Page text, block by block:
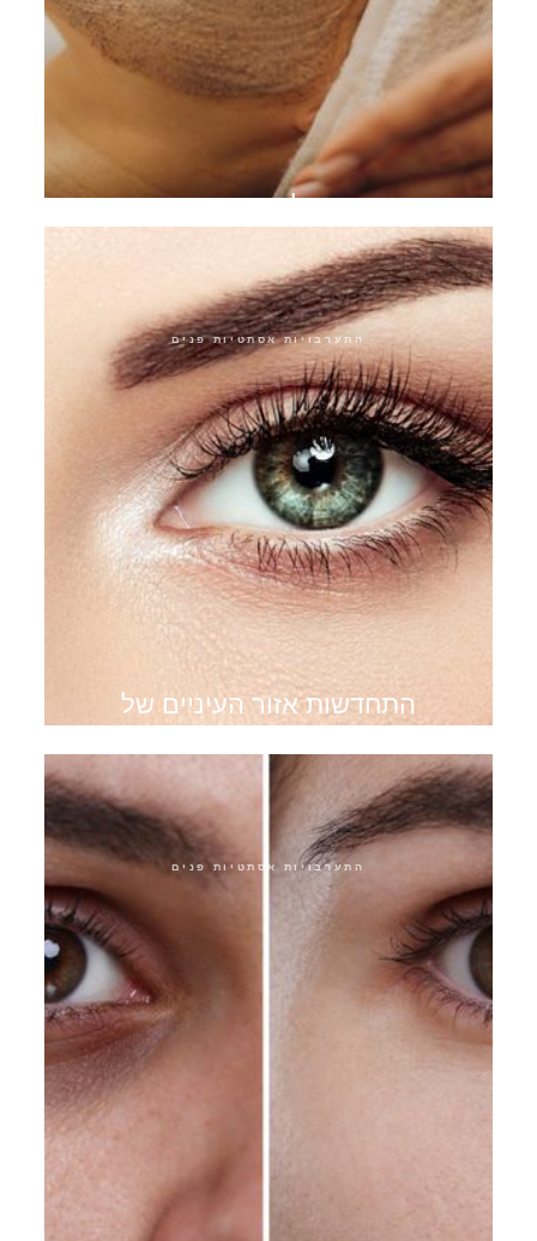
פילינג כימי
התערבויות אסתטיות פנים
התחדשות אזור העיניים של
קוטור עיניים
התערבויות אסתטיות פנים